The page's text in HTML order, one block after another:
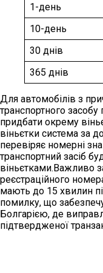
1-день
10-день
30 днів
365 днів
Для автомобілів з
транспортного
придбати окрему
віньєтки система за
перевіряє номерні
транспортний засіб
віньєтками.Важливо
реєстраційного
мають до 15 хвилин
помилку, що
Болгарією, де
підтвердженої